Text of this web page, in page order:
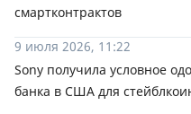
смартконтрактов
9 июля 2026, 11:22
Sony получила условное
банка в США для